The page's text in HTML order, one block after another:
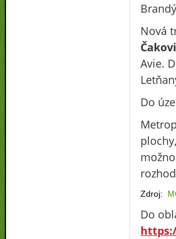
Nová
Avie.
Do
Zdroj:
Do